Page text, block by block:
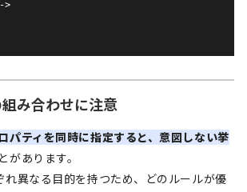
み合わせに注意
パティを同時に指定すると、意図しない挙
があります。
れ異なる目的を持つため、どのルールが優